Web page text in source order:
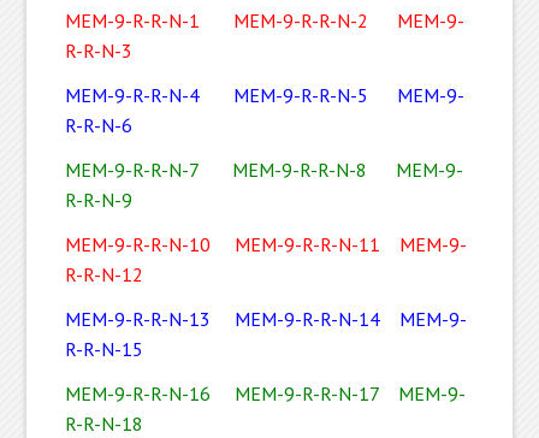
MEM-9-R-R-N-1
MEM-9-R-R-N-2
MEM-9-
R-R-N-3
MEM-9-R-R-N-4
MEM-9-R-R-N-5
MEM-9-
R-R-N-6
MEM-9-R-R-N-7
MEM-9-R-R-N-8
MEM-9-
R-R-N-9
MEM-9-R-R-N-10
MEM-9-R-R-N-11
MEM-9-
R-R-N-12
MEM-9-R-R-N-13
MEM-9-R-R-N-14
MEM-9-
R-R-N-15
MEM-9-R-R-N-16
MEM-9-R-R-N-17
MEM-9-
R-R-N-18